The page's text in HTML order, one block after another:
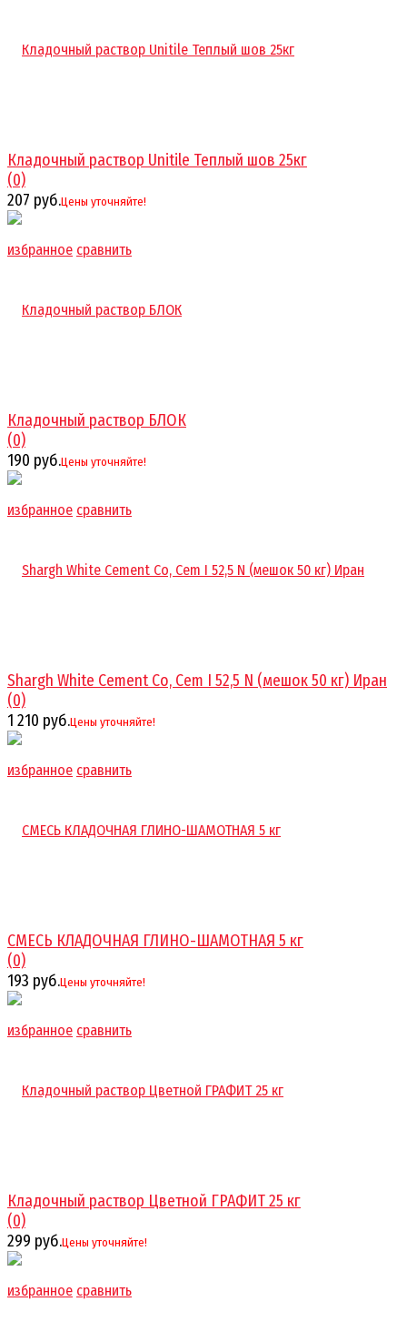
избранное сравнить
Кладочный раствор Unitile Теплый шов 25кг
(0)
207 руб.Цены уточняйте!
избранное сравнить
Кладочный раствор БЛОК
(0)
190 руб.Цены уточняйте!
избранное сравнить
Shargh White Cement Co, Cem I 52,5 N (мешок 50 кг) Иран
(0)
1 210 руб.Цены уточняйте!
избранное сравнить
СМЕСЬ КЛАДОЧНАЯ ГЛИНО-ШАМОТНАЯ 5 кг
(0)
193 руб.Цены уточняйте!
избранное сравнить
Кладочный раствор Цветной ГРАФИТ 25 кг
(0)
299 руб.Цены уточняйте!